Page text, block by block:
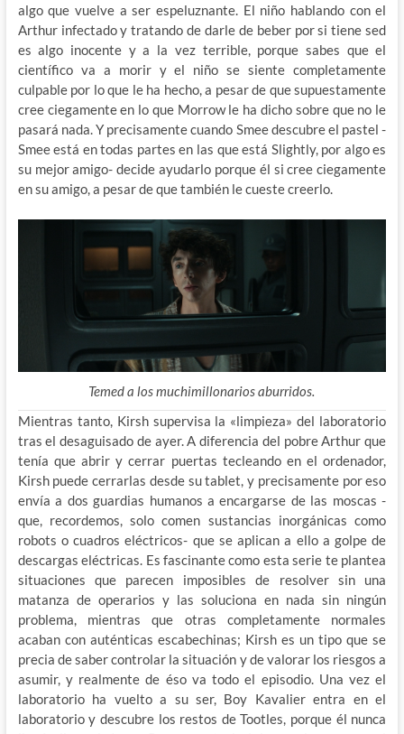
algo que vuelve a ser espeluznante. El niño hablando con el
Arthur infectado y tratando de darle de beber por si tiene sed
es algo inocente y a la vez terrible, porque sabes que el
científico va a morir y el niño se siente completamente
culpable por lo que le ha hecho, a pesar de que supuestamente
cree ciegamente en lo que Morrow le ha dicho sobre que no le
pasará nada. Y precisamente cuando Smee descubre el pastel -
Smee está en todas partes en las que está Slightly, por algo es
su mejor amigo- decide ayudarlo porque él si cree ciegamente
en su amigo, a pesar de que también le cueste creerlo.
Temed a los muchimillonarios aburridos.
Mientras tanto, Kirsh supervisa la «limpieza» del laboratorio
tras el desaguisado de ayer. A diferencia del pobre Arthur que
tenía que abrir y cerrar puertas tecleando en el ordenador,
Kirsh puede cerrarlas desde su tablet, y precisamente por eso
envía a dos guardias humanos a encargarse de las moscas -
que, recordemos, solo comen sustancias inorgánicas como
robots o cuadros eléctricos- que se aplican a ello a golpe de
descargas eléctricas. Es fascinante como esta serie te plantea
situaciones que parecen imposibles de resolver sin una
matanza de operarios y las soluciona en nada sin ningún
problema, mientras que otras completamente normales
acaban con auténticas escabechinas; Kirsh es un tipo que se
precia de saber controlar la situación y de valorar los riesgos a
asumir, y realmente de éso va todo el episodio. Una vez el
laboratorio ha vuelto a su ser, Boy Kavalier entra en el
laboratorio y descubre los restos de Tootles, porque él nunca